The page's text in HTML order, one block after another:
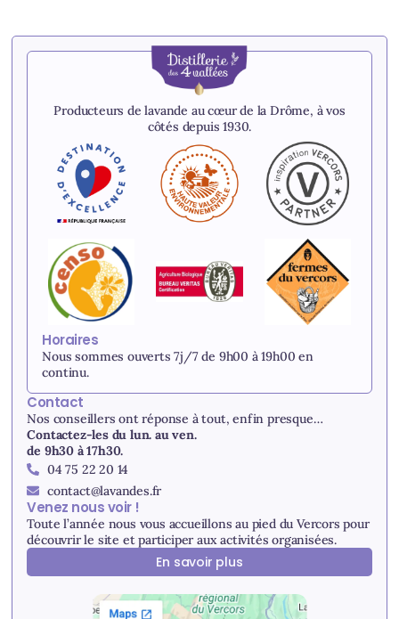
Producteurs de lavande au cœur de la Drôme, à vos
côtés depuis 1930.
Horaires
Nous sommes ouverts 7j/7 de 9h00 à 19h00 en
continu.
Contact
Nos conseillers ont réponse à tout, enfin presque…
Contactez-les du lun. au ven.
de 9h30 à 17h30.
04 75 22 20 14
contact@lavandes.fr
Venez nous voir !
Toute l’année nous vous accueillons au pied du Vercors pour
découvrir le site et participer aux activités organisées.
En savoir plus